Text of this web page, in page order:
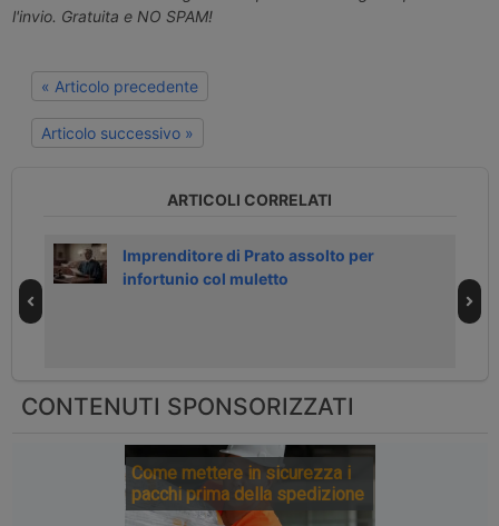
l'invio. Gratuita e NO SPAM!
« Articolo precedente
Articolo successivo »
ARTICOLI CORRELATI
Imprenditore di Prato assolto per
infortunio col muletto
CONTENUTI SPONSORIZZATI
Come mettere in sicurezza i
pacchi prima della spedizione